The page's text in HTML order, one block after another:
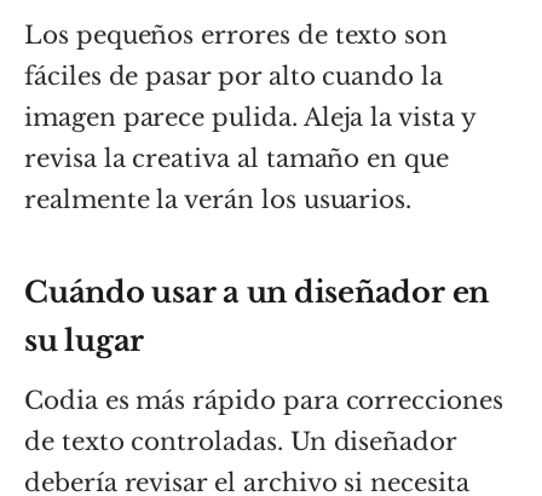
Los pequeños errores de texto son
fáciles de pasar por alto cuando la
imagen parece pulida. Aleja la vista y
revisa la creativa al tamaño en que
realmente la verán los usuarios.
Cuándo usar a un diseñador en
su lugar
Codia es más rápido para correcciones
de texto controladas. Un diseñador
debería revisar el archivo si necesita